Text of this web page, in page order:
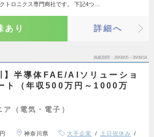
トロニクス専門商社です。 下記4つ…
あり 詳細へ
掲載期間 26/08/05～26/08/18
】半導体FAE/AIソリューショ
ト（年収500万円～1000万
（電気・電子）
神奈川県 大手企業
土日祝休み